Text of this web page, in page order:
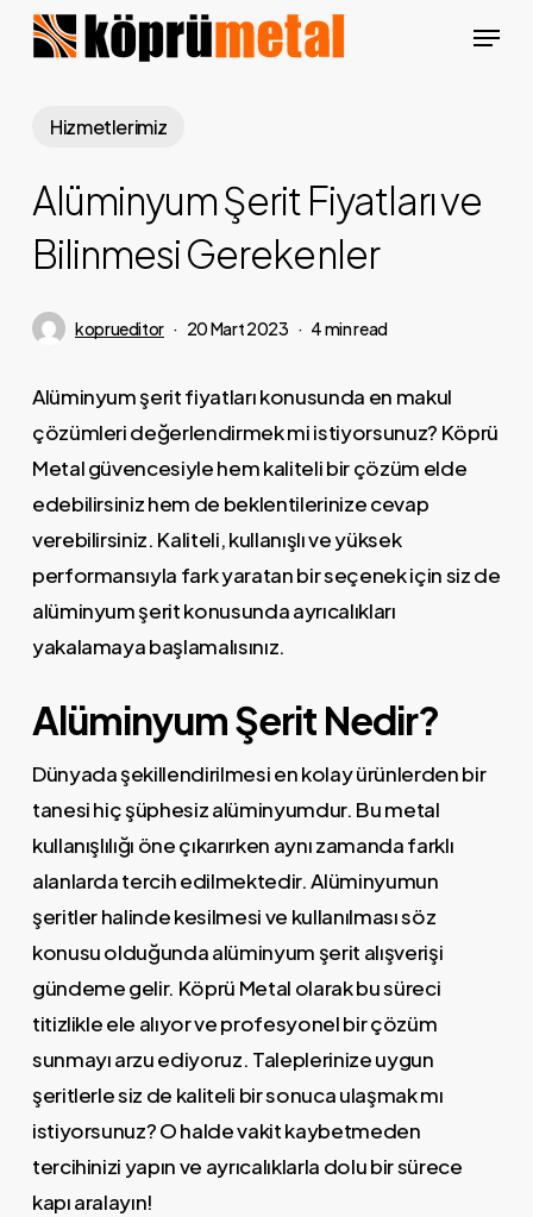
Skip
content
Menu
Hizmetlerimiz
Alüminyum Şerit Fiyatları ve
Bilinmesi Gerekenler
koprueditor 20 Mart 2023 4 min read
Alüminyum şerit fiyatları konusunda en makul
çözümleri değerlendirmek mi istiyorsunuz? Köprü
Metal güvencesiyle hem kaliteli bir çözüm elde
edebilirsiniz hem de beklentilerinize cevap
verebilirsiniz. Kaliteli, kullanışlı ve yüksek
performansıyla fark yaratan bir seçenek için siz de
alüminyum şerit konusunda ayrıcalıkları
yakalamaya başlamalısınız.
Alüminyum Şerit Nedir?
Dünyada şekillendirilmesi en kolay ürünlerden bir
tanesi hiç şüphesiz alüminyumdur. Bu metal
kullanışlılığı öne çıkarırken aynı zamanda farklı
alanlarda tercih edilmektedir. Alüminyumun
şeritler halinde kesilmesi ve kullanılması söz
konusu olduğunda alüminyum şerit alışverişi
gündeme gelir. Köprü Metal olarak bu süreci
titizlikle ele alıyor ve profesyonel bir çözüm
sunmayı arzu ediyoruz. Taleplerinize uygun
şeritlerle siz de kaliteli bir sonuca ulaşmak mı
istiyorsunuz? O halde vakit kaybetmeden
tercihinizi yapın ve ayrıcalıklarla dolu bir sürece
kapı aralayın!